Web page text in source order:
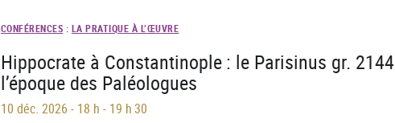
CONFÉRENCES : LA PRATIQUE À L’ŒUVRE
Hippocrate à Constantinople : le Parisinus gr.
l’époque des Paléologues
10 déc. 2026 - 18 h - 19 h 30